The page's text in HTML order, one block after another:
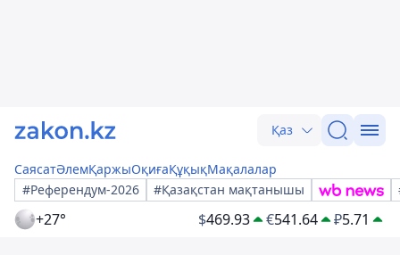
Қаз
СаясатӘлемҚаржыОқиғаҚұқықМақалалар
#Референдум-2026
#Қазақстан мақтанышы
+27° $469.93 €541.64 ₽5.71